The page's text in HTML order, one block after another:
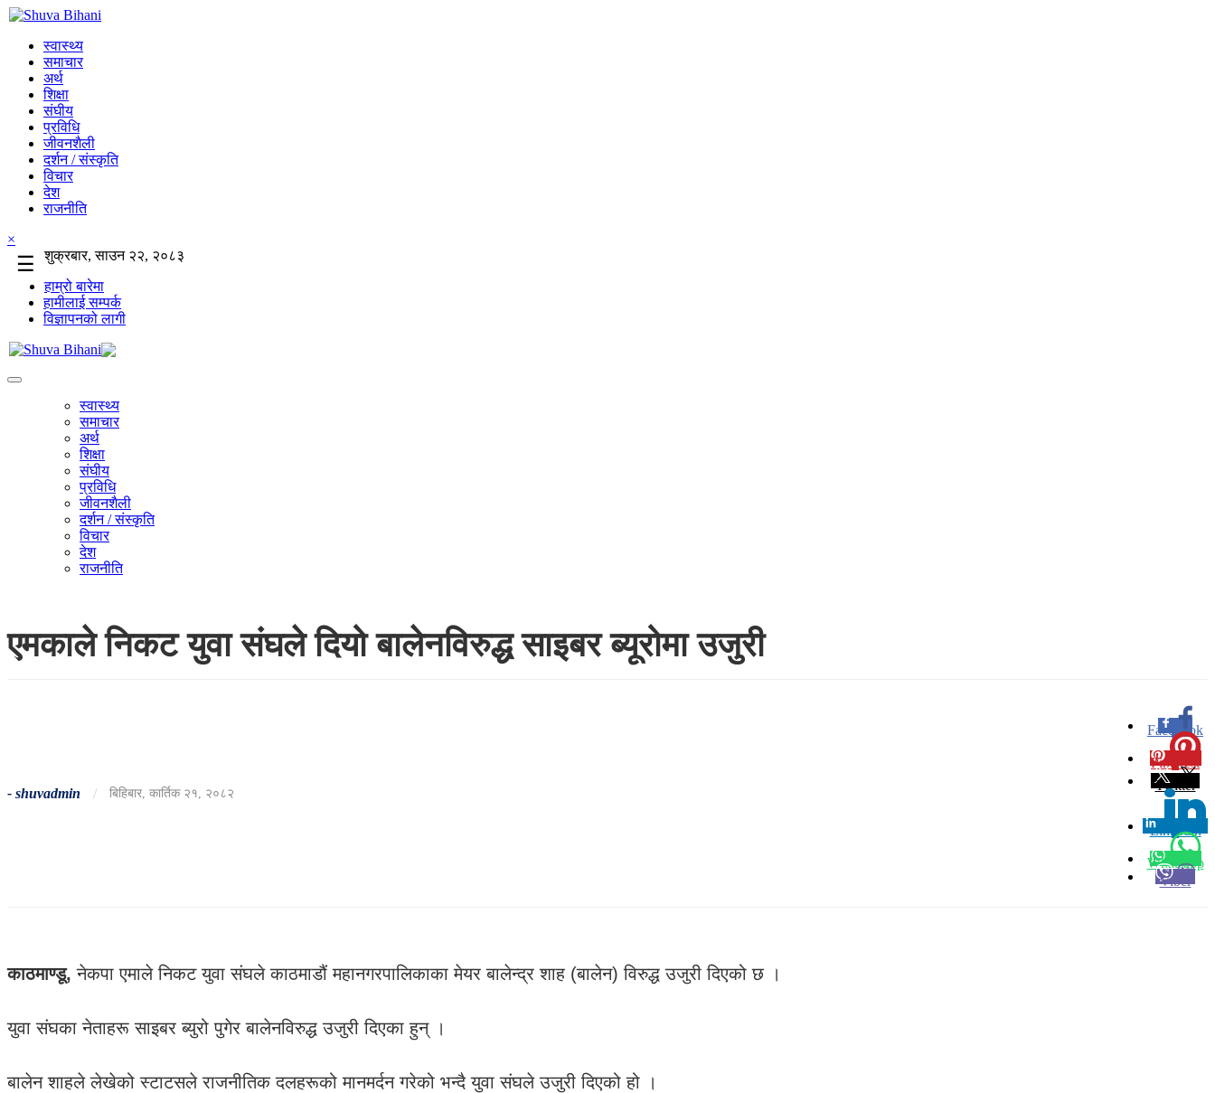
स्वास्थ्य
समाचार
अर्थ
शिक्षा
संघीय
प्रविधि
जीवनशैली
दर्शन / संस्कृति
विचार
देश
राजनीति
×
☰
शुक्रबार, साउन २२, २०८३
हाम्रो बारेमा
हामीलाई सम्पर्क
विज्ञापनको लागी
स्वास्थ्य
समाचार
अर्थ
शिक्षा
संघीय
प्रविधि
जीवनशैली
दर्शन / संस्कृति
विचार
देश
राजनीति
एमकाले निकट युवा संघले दियो बालेनविरुद्ध साइबर ब्यूरोमा उजुरी
- shuvadmin / बिहिबार, कार्तिक २१, २०८२
Facebook
0
Pinterest
Twitter
Linkedin
0
Whatsapp
Viber
काठमाण्डू, नेकपा एमाले निकट युवा संघले काठमाडौं महानगरपालिकाका मेयर बालेन्द्र शाह (बालेन) विरुद्ध उजुरी दिएको छ ।
युवा संघका नेताहरू साइबर ब्युरो पुगेर बालेनविरुद्ध उजुरी दिएका हुन् ।
बालेन शाहले लेखेको स्टाटसले राजनीतिक दलहरूको मानमर्दन गरेको भन्दै युवा संघले उजुरी दिएको हो ।